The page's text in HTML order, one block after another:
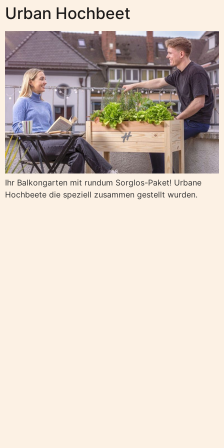
Urban Hochbeet
Ihr Balkongarten mit rundum Sorglos-Paket! Urbane
Hochbeete die speziell zusammen gestellt wurden.